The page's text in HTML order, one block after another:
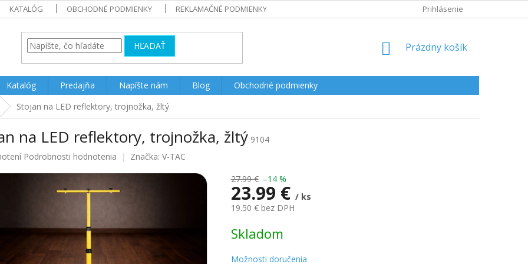
KATALÓG OBCHODNÉ PODMIENKY REKLAMAČNÉ PODMIENKY Prihlásenie
HĽADAŤ
NÁKUPNÝ
Prázdny košík
Katalóg Predajňa Napíšte nám Blog
Obchodné podmienky
Stojan na LED reflektory, trojnožka, žltý
na LED reflektory, trojnožka, žltý 9104
Podrobnosti hodnotenia Značka: V-TAC
27.99 € –14 %
23.99 € / ks
19.50 € bez DPH
cena:
Skladom
Možnosti doručenia